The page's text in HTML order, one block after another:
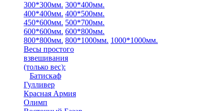
300*300мм. 300*400мм.
400*400мм. 400*500мм.
450*600мм. 500*700мм.
600*600мм. 600*800мм.
800*800мм. 800*1000мм. 1000*1000мм.
Весы простого
взвешивания
(только вес):
Батискаф
Гулливер
Красная Армия
Олимп